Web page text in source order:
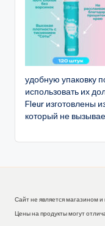
удобную упаковку
использовать их
Fleur изготовлены
который не
Сайт не является магазином
Цены на продукты могут